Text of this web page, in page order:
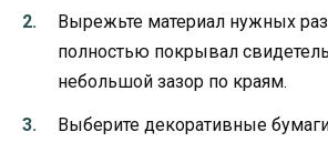
Вырежьте материал нужных
полностью покрывал
небольшой зазор по краям.
Выберите декоративные